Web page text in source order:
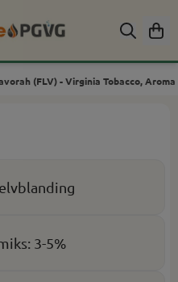
(FLV) - Virginia Tobacco, Aroma
3-5%